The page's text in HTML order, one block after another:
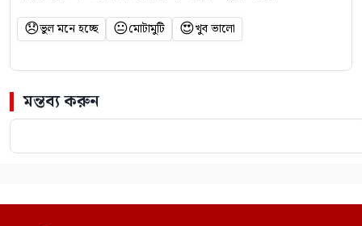
😞ভুল মনে হচ্ছে 😐মোটামুটি 😍খুব ভালো
মন্তব্য করুন